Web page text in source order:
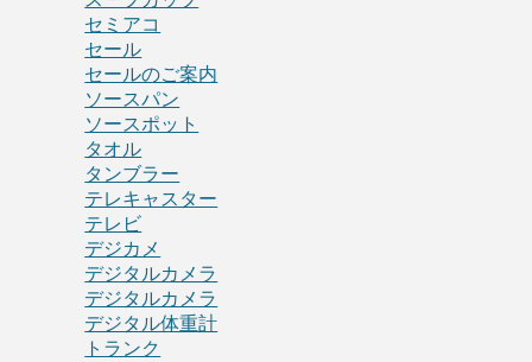
セミアコ
セール
セールのご案内
ソースパン
ソースポット
タオル
タンブラー
テレキャスター
テレビ
デジカメ
デジタルカメラ
デジタルカメラ
デジタル体重計
トランク